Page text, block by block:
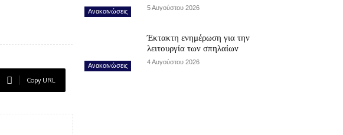
Copy URL
Ανακοινώσεις 5 Αυγούστου 2026
Ανακοινώσεις
Έκτακτη ενημέρωση για την
λειτουργία των σπηλαίων
4 Αυγούστου 2026